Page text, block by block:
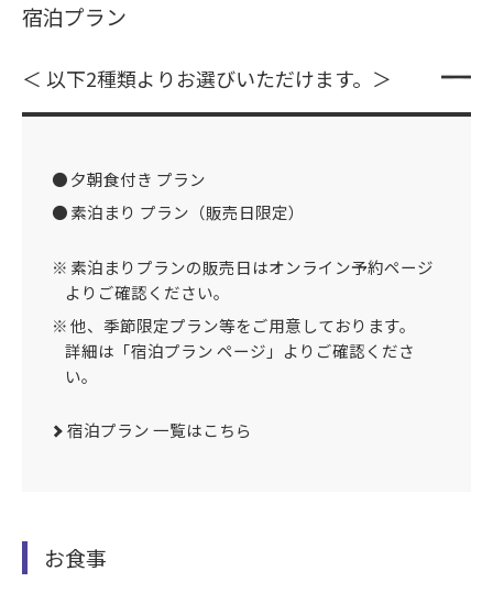
宿泊プラン
＜ 以下2種類よりお選びいただけます。＞
夕朝食付き プラン
素泊まり プラン（販売日限定）
素泊まりプランの販売日はオンライン予約ページ
よりご確認ください。
他、季節限定プラン等をご用意しております。
詳細は「宿泊プラン ページ」よりご確認くださ
い。
宿泊プラン 一覧はこちら
お食事